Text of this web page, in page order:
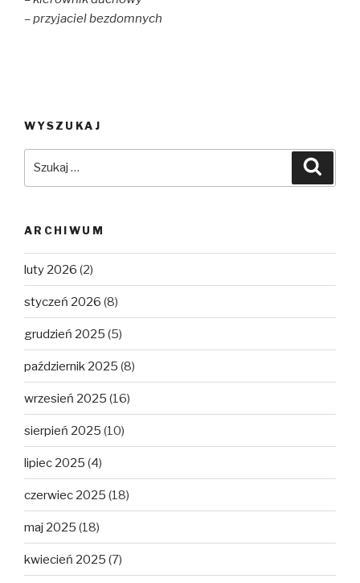
– przyjaciel bezdomnych
WYSZUKAJ
ARCHIWUM
luty 2026 (2)
styczeń 2026 (8)
grudzień 2025 (5)
październik 2025 (8)
wrzesień 2025 (16)
sierpień 2025 (10)
lipiec 2025 (4)
czerwiec 2025 (18)
maj 2025 (18)
kwiecień 2025 (7)